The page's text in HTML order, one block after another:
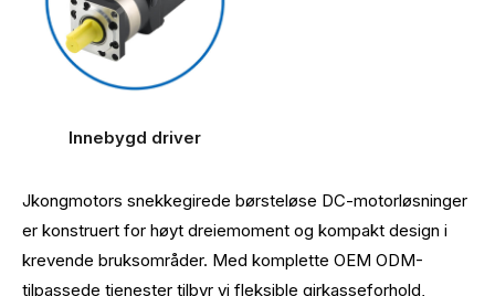
Innebygd driver
Jkongmotors snekkegirede børsteløse DC-motorløsninger
er konstruert for høyt dreiemoment og kompakt design i
krevende bruksområder. Med komplette OEM ODM-
tilpassede tjenester tilbyr vi fleksible girkasseforhold,